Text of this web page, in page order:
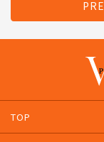
TOP